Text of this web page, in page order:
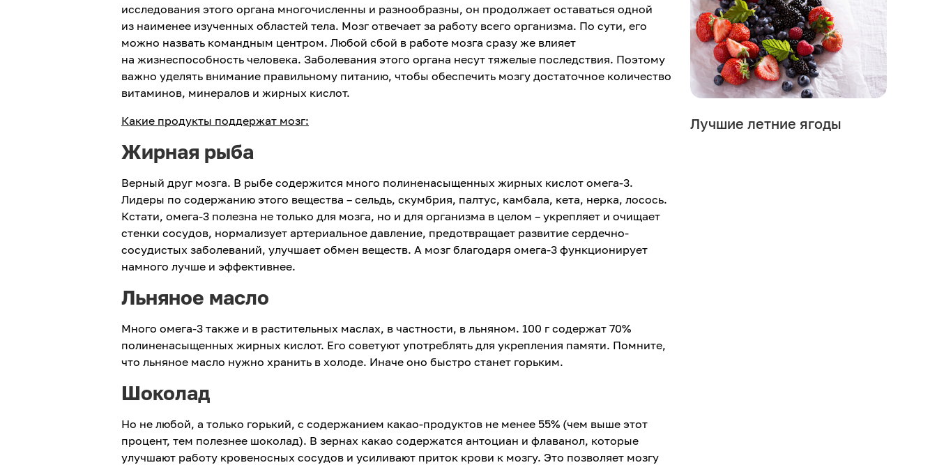
исследования этого органа многочисленны и разнообразны, он продолжает оставаться одной
из наименее изученных областей тела. Мозг отвечает за работу всего организма. По сути, его
можно назвать командным центром. Любой сбой в работе мозга сразу же влияет
на жизнеспособность человека. Заболевания этого органа несут тяжелые последствия. Поэтому
важно уделять внимание правильному питанию, чтобы обеспечить мозгу достаточное количество
витаминов, минералов и жирных кислот.
Какие продукты поддержат мозг:
Жирная рыба
Верный друг мозга. В рыбе содержится много полиненасыщенных жирных кислот омега-3.
Лидеры по содержанию этого вещества – сельдь, скумбрия, палтус, камбала, кета, нерка, лосось.
Кстати, омега-3 полезна не только для мозга, но и для организма в целом – укрепляет и очищает
стенки сосудов, нормализует артериальное давление, предотвращает развитие сердечно-
сосудистых заболеваний, улучшает обмен веществ. А мозг благодаря омега-3 функционирует
намного лучше и эффективнее.
Льняное масло
Много омега-3 также и в растительных маслах, в частности, в льняном. 100 г содержат 70%
полиненасыщенных жирных кислот. Его советуют употреблять для укрепления памяти. Помните,
что льняное масло нужно хранить в холоде. Иначе оно быстро станет горьким.
Шоколад
Но не любой, а только горький, с содержанием какао-продуктов не менее 55% (чем выше этот
процент, тем полезнее шоколад). В зернах какао содержатся антоциан и флаванол, которые
улучшают работу кровеносных сосудов и усиливают приток крови к мозгу. Это позволяет мозгу
Лучшие летние ягоды